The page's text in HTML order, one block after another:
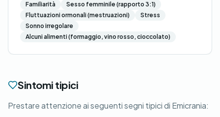
Familiarità
Sesso femminile (rapporto 3:1)
Fluttuazioni ormonali (mestruazioni)
Stress
Sonno irregolare
Alcuni alimenti (formaggio, vino rosso, cioccolato)
Sintomi tipici
Prestare attenzione ai seguenti segni tipici di Emicrania: